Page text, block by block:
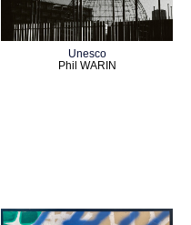
Unesco
Phil WARIN